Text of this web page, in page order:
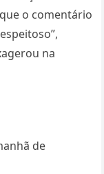
o comentário
na
de